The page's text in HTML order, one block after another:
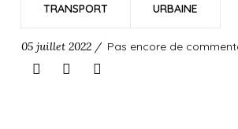
TRANSPORT URBAINE
05 juillet 2022 / Pas encore de